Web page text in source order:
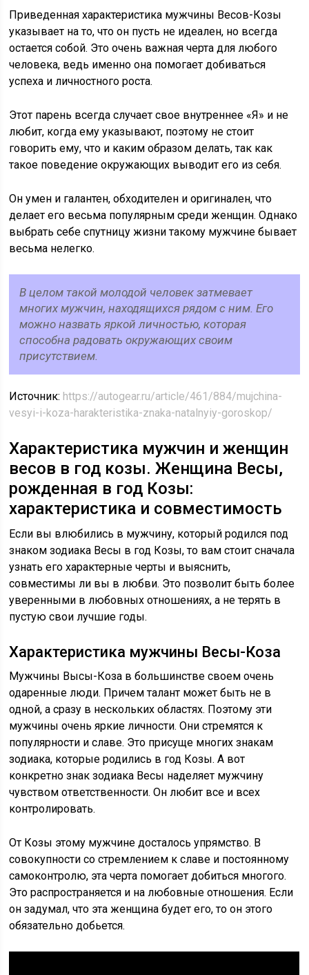
Приведенная характеристика мужчины Весов-Козы
указывает на то, что он пусть не идеален, но всегда
остается собой. Это очень важная черта для любого
человека, ведь именно она помогает добиваться
успеха и личностного роста.
Этот парень всегда случает свое внутреннее «Я» и не
любит, когда ему указывают, поэтому не стоит
говорить ему, что и каким образом делать, так как
такое поведение окружающих выводит его из себя.
Он умен и галантен, обходителен и оригинален, что
делает его весьма популярным среди женщин. Однако
выбрать себе спутницу жизни такому мужчине бывает
весьма нелегко.
В целом такой молодой человек затмевает
многих мужчин, находящихся рядом с ним. Его
можно назвать яркой личностью, которая
способна радовать окружающих своим
присутствием.
Источник: https://autogear.ru/article/461/884/mujchina-
vesyi-i-koza-harakteristika-znaka-natalnyiy-goroskop/
Характеристика мужчин и женщин
весов в год козы. Женщина Весы,
рожденная в год Козы:
характеристика и совместимость
Если вы влюбились в мужчину, который родился под
знаком зодиака Весы в год Козы, то вам стоит сначала
узнать его характерные черты и выяснить,
совместимы ли вы в любви. Это позволит быть более
уверенными в любовных отношениях, а не терять в
пустую свои лучшие годы.
Характеристика мужчины Весы-Коза
Мужчины Высы-Коза в большинстве своем очень
одаренные люди. Причем талант может быть не в
одной, а сразу в нескольких областях. Поэтому эти
мужчины очень яркие личности. Они стремятся к
популярности и славе. Это присуще многих знакам
зодиака, которые родились в год Козы. А вот
конкретно знак зодиака Весы наделяет мужчину
чувством ответственности. Он любит все и всех
контролировать.
От Козы этому мужчине досталось упрямство. В
совокупности со стремлением к славе и постоянному
самоконтролю, эта черта помогает добиться многого.
Это распространяется и на любовные отношения. Если
он задумал, что эта женщина будет его, то он этого
обязательно добьется.